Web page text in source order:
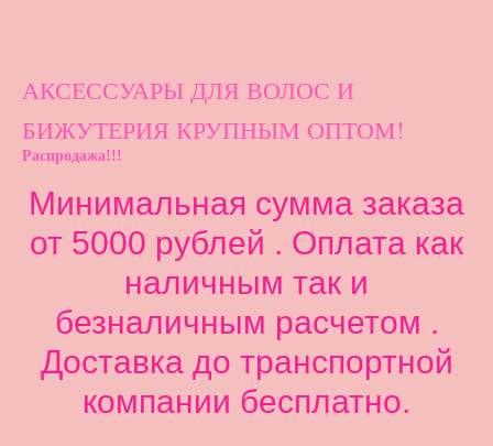
АКСЕССУАРЫ ДЛЯ ВОЛОС И
БИЖУТЕРИЯ КРУПНЫМ ОПТОМ!
Распродажа!!!
Минимальная сумма заказа
от 5000 рублей . Оплата как
наличным так и
безналичным расчетом .
Доставка до транспортной
компании бесплатно.